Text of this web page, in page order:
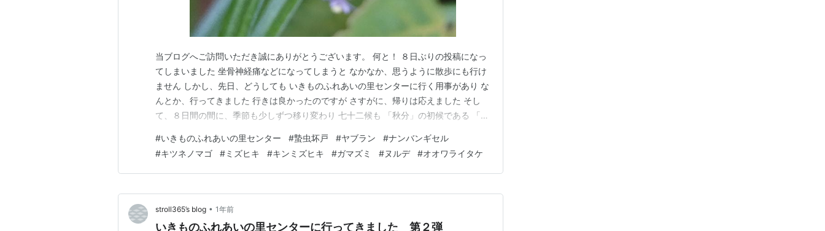
当ブログへご訪問いただき誠にありがとうございます。 何と！ ８日ぶりの投稿になっ
てしまいました 坐骨神経痛などになってしまうと なかなか、思うように散歩にも行け
ません しかし、先日、どうしても いきものふれあいの里センターに行く用事があり な
んとか、行ってきました 行きは良かったのですが さすがに、帰りは応えました そし
て、８日間の間に、季節も少しずつ移り変わり 七十二候も 「秋分」の初候である 「雷
は 「蟄虫坏戸」（むし かくれて とを ふさぐ）に入ります 虫が土の中に入って、入り
口をふさぐということだそうで…
#いきものふれあいの里センター #蟄虫坏戸 #ヤブラン #ナンバンギセル
#キツネノマゴ #ミズヒキ #キンミズヒキ #ガマズミ #ヌルデ #オオワライタケ
stroll365’s blog • 1年前
いきものふれあいの里センターに行ってきました 第２弾